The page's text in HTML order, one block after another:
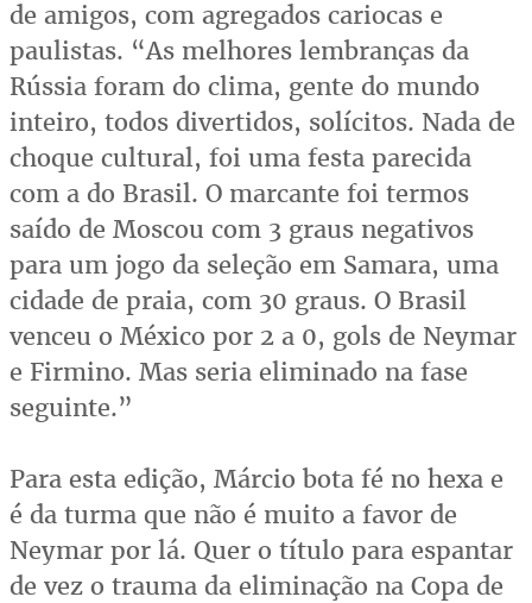
de amigos, com agregados cariocas e
paulistas. “As melhores lembranças da
Rússia foram do clima, gente do mundo
inteiro, todos divertidos, solícitos. Nada de
choque cultural, foi uma festa parecida
com a do Brasil. O marcante foi termos
saído de Moscou com 3 graus negativos
para um jogo da seleção em Samara, uma
cidade de praia, com 30 graus. O Brasil
venceu o México por 2 a 0, gols de Neymar
e Firmino. Mas seria eliminado na fase
seguinte.”
Para esta edição, Márcio bota fé no hexa e
é da turma que não é muito a favor de
Neymar por lá. Quer o título para espantar
de vez o trauma da eliminação na Copa de